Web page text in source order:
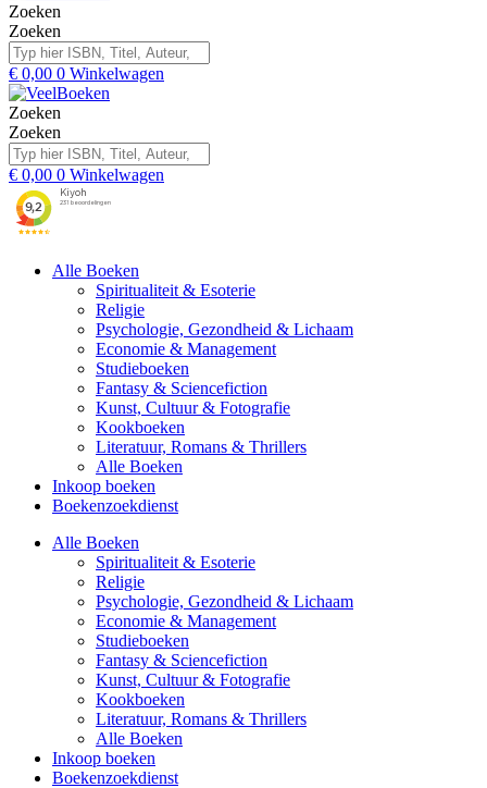
Zoeken
Zoeken
€ 0,00 0 Winkelwagen
Zoeken
Zoeken
€ 0,00 0 Winkelwagen
Alle Boeken
Spiritualiteit & Esoterie
Religie
Psychologie, Gezondheid & Lichaam
Economie & Management
Studieboeken
Fantasy & Sciencefiction
Kunst, Cultuur & Fotografie
Kookboeken
Literatuur, Romans & Thrillers
Alle Boeken
Inkoop boeken
Boekenzoekdienst
Alle Boeken
Spiritualiteit & Esoterie
Religie
Psychologie, Gezondheid & Lichaam
Economie & Management
Studieboeken
Fantasy & Sciencefiction
Kunst, Cultuur & Fotografie
Kookboeken
Literatuur, Romans & Thrillers
Alle Boeken
Inkoop boeken
Boekenzoekdienst